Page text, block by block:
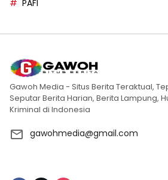
PAFI
Gawoh Media - Situs Berita Teraktual,
Seputar Berita Harian, Berita Lampung,
Kriminal di Indonesia
gawohmedia@gmail.com